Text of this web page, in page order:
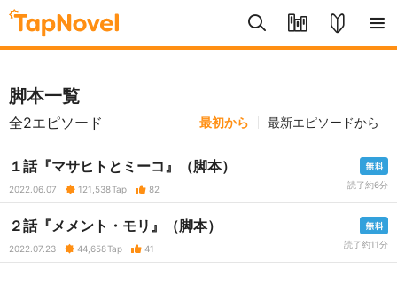
脚本一覧
全2エピソード 最初から 最新エピソードから
１話『マサヒトとミーコ』（脚本）
2022.06.07 121,538Tap 82 読了約6分
２話『メメント・モリ』（脚本）
2022.07.23 44,658Tap 41 読了約11分